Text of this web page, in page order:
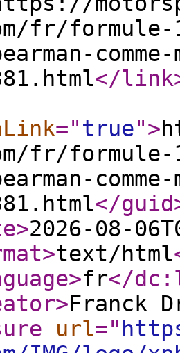
fr/formule-
</link
="true">
fr/formule-
</guid
>2026-08-
>text/html
>fr</
>Franck
url="